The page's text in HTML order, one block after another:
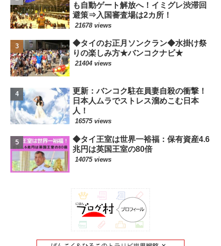
も自動ゲート解放へ！イミグレ渋滞回
避策⇒入国審査場は2カ所！
21678 views
◆タイのお正月ソンクラン◆水掛け祭
りの楽しみ方★バンコクナビ★
21404 views
更新：バンコク駐在員妻自殺の衝撃！
日本人ムラでストレス溜めこむ日本
人！
16575 views
◆タイ王室は世界一裕福：保有資産4.6
兆円は英国王室の80倍
14075 views